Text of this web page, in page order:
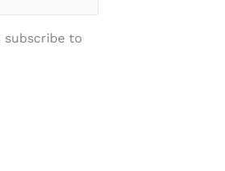
subscribe to